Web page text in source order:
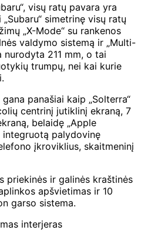
visų ratų pavara yra
simetrinę visų ratų
„X-Mode“ su rankenos
valdymo sistemą ir „Multi-
nurodyta 211 mm, o tai
trumpų, nei kai kurie
panašiai kaip „Solterra“
centrinį jutiklinį ekraną, 7
belaidę „Apple
integruotą palydovinę
įkroviklius, skaitmeninį
priekinės ir galinės kraštinės
apšvietimas ir 10
garso sistema.